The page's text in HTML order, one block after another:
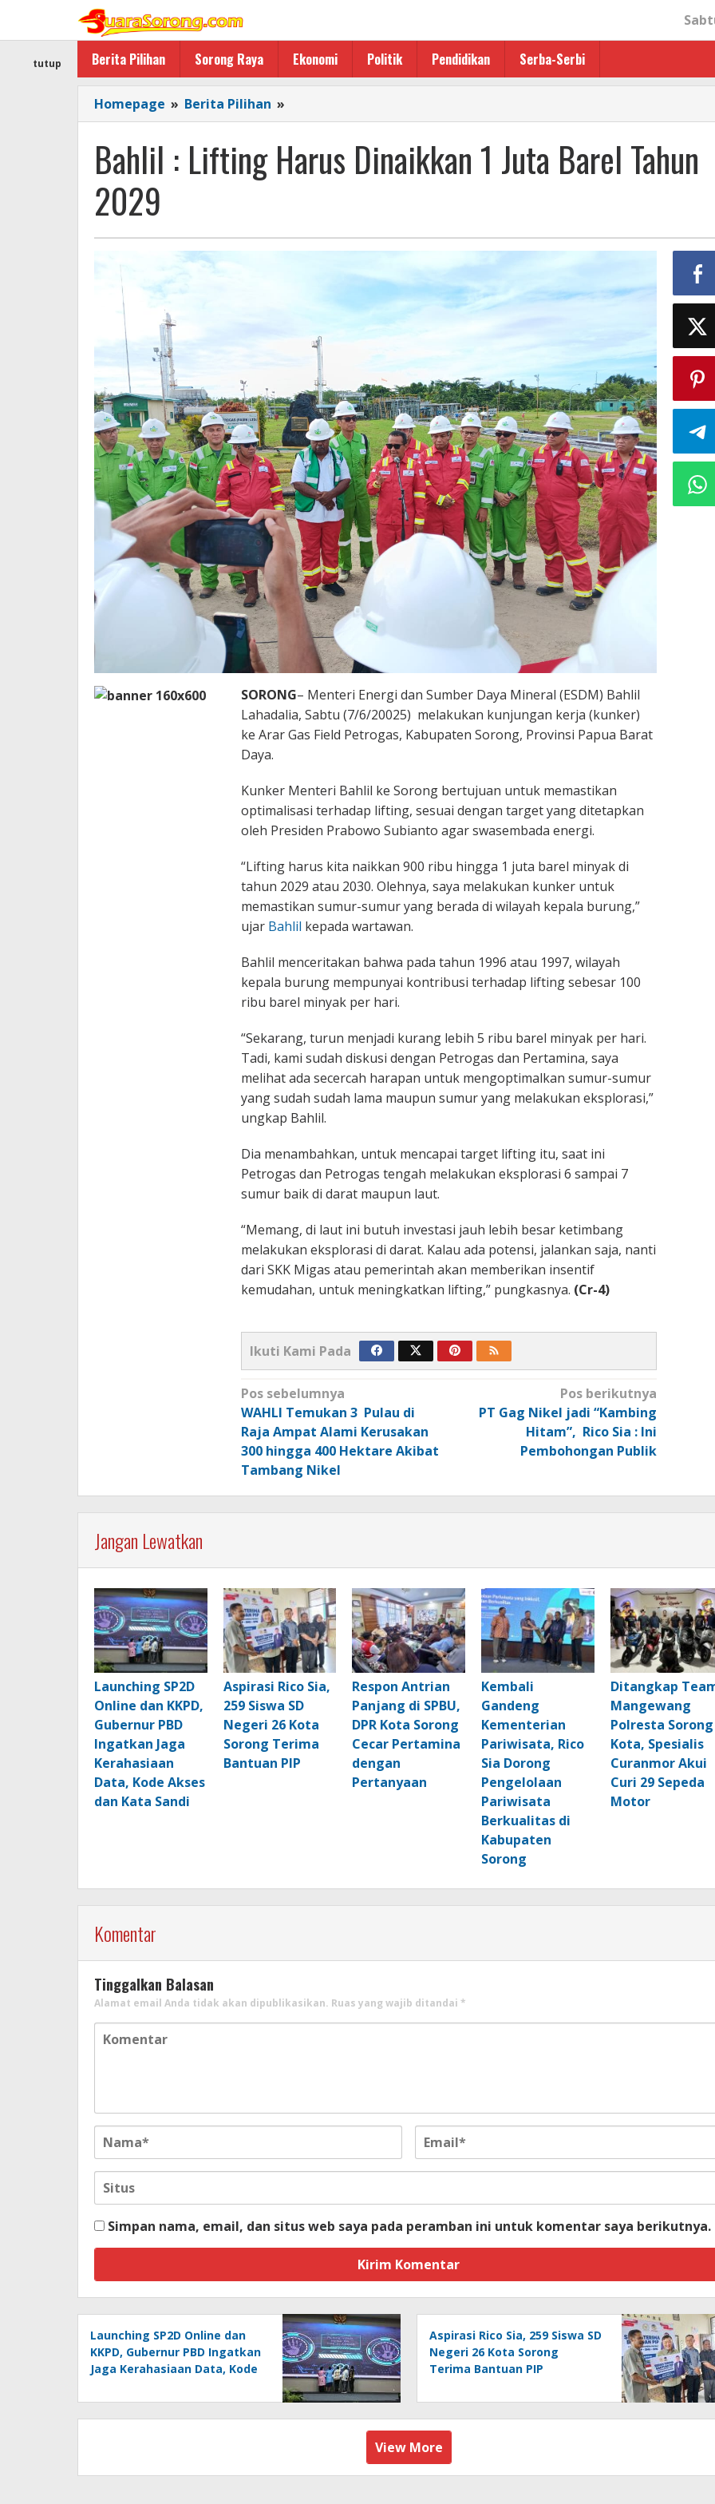
Berita Pilihan Sorong Raya Ekonomi Politik Pendidikan Serba-Serbi
tutup
Homepage » Berita Pilihan »
:
Harus
Dinaikkan
Barel
Tahun
Bahlil : Lifting Harus Dinaikkan 1 Juta Barel Tahun
2029
SORONG– Menteri Energi dan Sumber Daya Mineral (ESDM) Bahlil
Lahadalia, Sabtu (7/6/20025) melakukan kunjungan kerja (kunker)
ke Arar Gas Field Petrogas, Kabupaten Sorong, Provinsi Papua Barat
Daya.
Kunker Menteri Bahlil ke Sorong bertujuan untuk memastikan
optimalisasi terhadap lifting, sesuai dengan target yang ditetapkan
oleh Presiden Prabowo Subianto agar swasembada energi.
“Lifting harus kita naikkan 900 ribu hingga 1 juta barel minyak di
tahun 2029 atau 2030. Olehnya, saya melakukan kunker untuk
memastikan sumur-sumur yang berada di wilayah kepala burung,”
ujar Bahlil kepada wartawan.
Bahlil menceritakan bahwa pada tahun 1996 atau 1997, wilayah
kepala burung mempunyai kontribusi terhadap lifting sebesar 100
ribu barel minyak per hari.
“Sekarang, turun menjadi kurang lebih 5 ribu barel minyak per hari.
Tadi, kami sudah diskusi dengan Petrogas dan Pertamina, saya
melihat ada secercah harapan untuk mengoptimalkan sumur-sumur
yang sudah sudah lama maupun sumur yang melakukan eksplorasi,”
ungkap Bahlil.
Dia menambahkan, untuk mencapai target lifting itu, saat ini
Petrogas dan Petrogas tengah melakukan eksplorasi 6 sampai 7
sumur baik di darat maupun laut.
“Memang, di laut ini butuh investasi jauh lebih besar ketimbang
melakukan eksplorasi di darat. Kalau ada potensi, jalankan saja, nanti
dari SKK Migas atau pemerintah akan memberikan insentif
kemudahan, untuk meningkatkan lifting,” pungkasnya. (Cr-4)
Ikuti Kami Pada
Navigasi
pos
Pos sebelumnya
WAHLI Temukan 3 Pulau di
Raja Ampat Alami Kerusakan
300 hingga 400 Hektare Akibat
Tambang Nikel
Pos berikutnya
PT Gag Nikel jadi “Kambing
Hitam”, Rico Sia : Ini
Pembohongan Publik
Jangan Lewatkan
Launching SP2D
Online dan KKPD,
Gubernur PBD
Ingatkan Jaga
Kerahasiaan
Data, Kode Akses
dan Kata Sandi
Aspirasi Rico Sia,
259 Siswa SD
Negeri 26 Kota
Sorong Terima
Bantuan PIP
Respon Antrian
Panjang di SPBU,
DPR Kota Sorong
Cecar Pertamina
dengan
Pertanyaan
Kembali
Gandeng
Kementerian
Pariwisata, Rico
Sia Dorong
Pengelolaan
Pariwisata
Berkualitas di
Kabupaten
Sorong
Ditangkap
Mangewang
Polresta Sorong
Kota, Spesialis
Curanmor Akui
Curi 29 Sepeda
Motor
Komentar
Tinggalkan Balasan
Alamat email Anda tidak akan dipublikasikan. Ruas yang wajib ditandai *
Simpan nama, email, dan situs web saya pada peramban ini untuk komentar saya berikutnya.
Launching SP2D Online dan
KKPD, Gubernur PBD Ingatkan
Jaga Kerahasiaan Data, Kode
Aspirasi Rico Sia, 259 Siswa SD
Negeri 26 Kota Sorong
Terima Bantuan PIP
View More